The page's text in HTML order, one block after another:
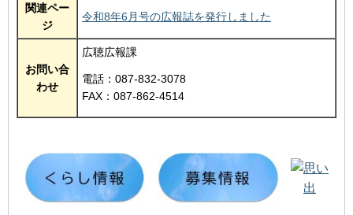
関連ペー
ジ
令和8年6月号の広報誌を発行しました
お問い合
わせ
広聴広報課
電話：087-832-3078
FAX：087-862-4514